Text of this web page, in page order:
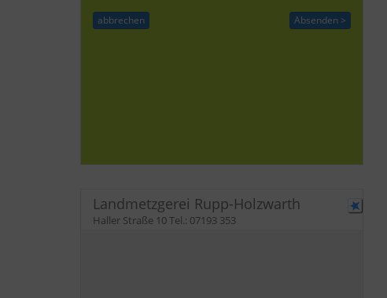
Landmetzgerei Rupp-Holzwarth
Haller Straße 10Tel.: 07193 353